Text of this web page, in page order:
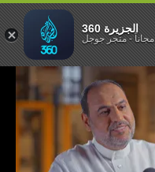
الجزيرة 360
مجاناً-متجر جوجل